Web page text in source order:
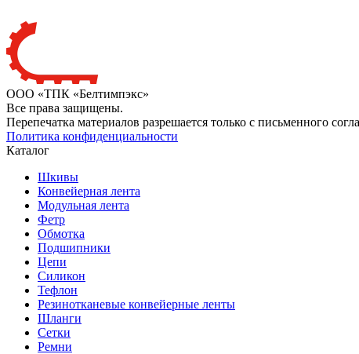
ООО «ТПК «Белтимпэкс»
Все права защищены.
Перепечатка материалов разрешается только с письменного
Политика конфиденциальности
Каталог
Шкивы
Конвейерная лента
Модульная лента
Фетр
Обмотка
Подшипники
Цепи
Силикон
Тефлон
Резинотканевые конвейерные ленты
Шланги
Сетки
Ремни